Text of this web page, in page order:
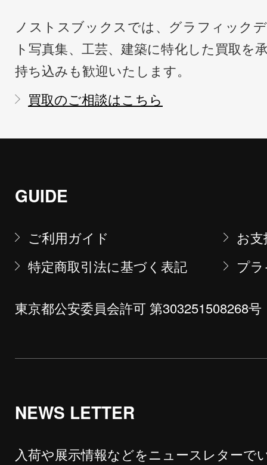
ノストスブックスでは、グラフィック
ト写真集、工芸、建築に特化した買取を
持ち込みも歓迎いたします。
買取のご相談はこちら
GUIDE
ご利用ガイド
お
特定商取引法に基づく表記
プ
東京都公安委員会許可 第303251508268号
NEWS LETTER
入荷や展示情報などをニュースレターで